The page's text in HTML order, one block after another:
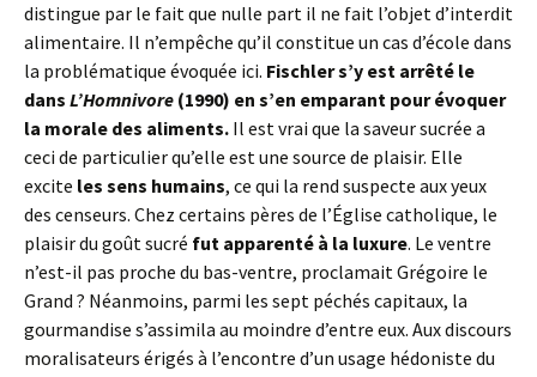
distingue par le fait que nulle part il ne fait l’objet d’interdit
alimentaire. Il n’empêche qu’il constitue un cas d’école dans
la problématique évoquée ici. Fischler s’y est arrêté le
dans L’Homnivore (1990) en s’en emparant pour évoquer
la morale des aliments. Il est vrai que la saveur sucrée a
ceci de particulier qu’elle est une source de plaisir. Elle
excite les sens humains, ce qui la rend suspecte aux yeux
des censeurs. Chez certains pères de l’Église catholique, le
plaisir du goût sucré fut apparenté à la luxure. Le ventre
n’est-il pas proche du bas-ventre, proclamait Grégoire le
Grand ? Néanmoins, parmi les sept péchés capitaux, la
gourmandise s’assimila au moindre d’entre eux. Aux discours
moralisateurs érigés à l’encontre d’un usage hédoniste du